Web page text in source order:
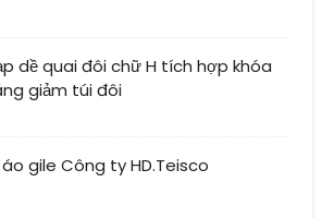
dề quai đôi chữ H tích hợp khóa
giảm túi đôi
áo gile Công ty HD.Teisco